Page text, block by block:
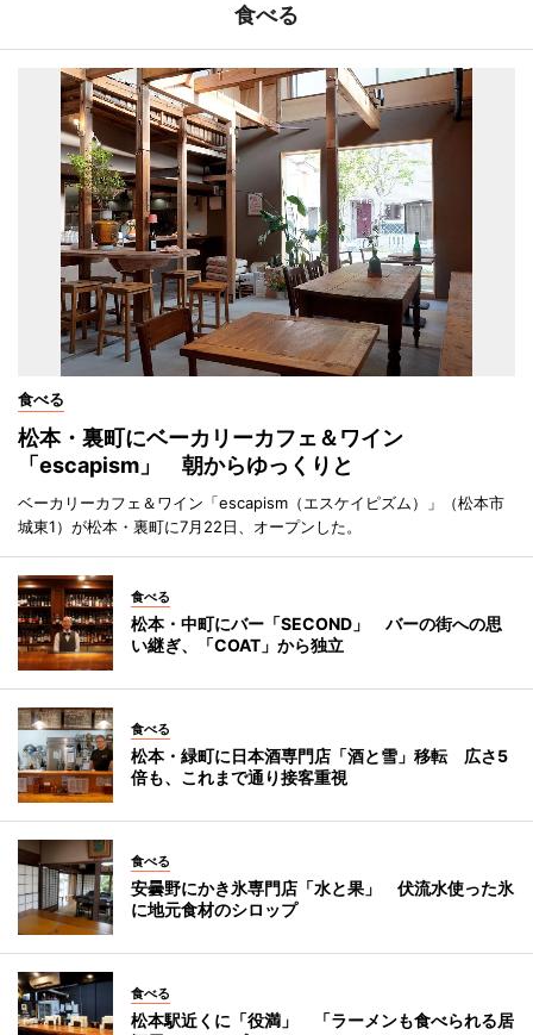
食べる
食べる
松本・裏町にベーカリーカフェ＆ワイン
「escapism」 朝からゆっくりと
ベーカリーカフェ＆ワイン「escapism（エスケイピズム）」（松本市
城東1）が松本・裏町に7月22日、オープンした。
食べる
松本・中町にバー「SECOND」 バーの街への思
い継ぎ、「COAT」から独立
食べる
松本・緑町に日本酒専門店「酒と雪」移転 広さ5
倍も、これまで通り接客重視
食べる
安曇野にかき氷専門店「水と果」 伏流水使った氷
に地元食材のシロップ
食べる
松本駅近くに「役満」 「ラーメンも食べられる居